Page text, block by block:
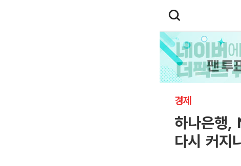
경제
하나은행,
다시 커지